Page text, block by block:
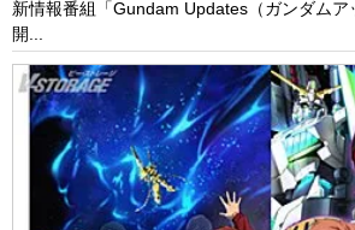
新情報番組「Gundam Updates（ガンダムア
開...